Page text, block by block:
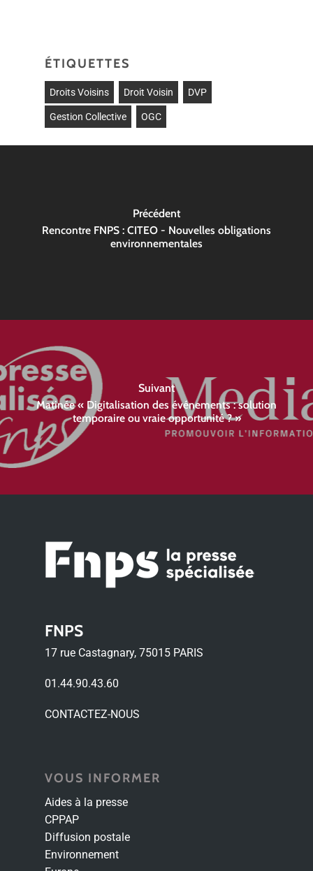
ÉTIQUETTES
Droits Voisins Droit Voisin DVP
Gestion Collective OGC
Précédent
Rencontre FNPS : CITEO - Nouvelles obligations
environnementales
Suivant
Matinée « Digitalisation des événements : solution
temporaire ou vraie opportunité ? »
FNPS
17 rue Castagnary, 75015 PARIS
01.44.90.43.60
CONTACTEZ-NOUS
VOUS INFORMER
Aides à la presse
CPPAP
Diffusion postale
Environnement